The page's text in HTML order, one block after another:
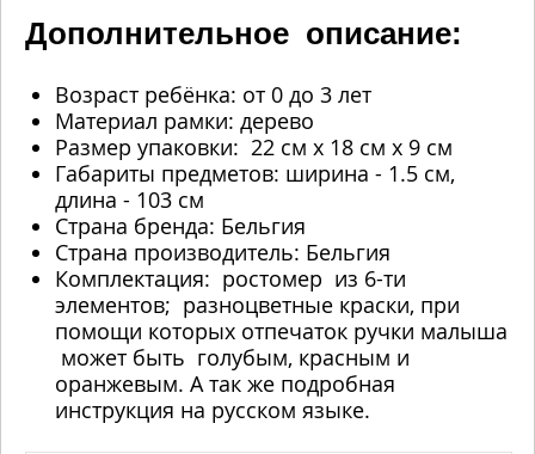
Дополнительное описание:
Возраст ребёнка: от 0 до 3 лет
Материал рамки: дерево
Размер упаковки: 22 см х 18 см х 9 см
Габариты предметов: ширина - 1.5 см,
длина - 103 см
Страна бренда: Бельгия
Страна производитель: Бельгия
Комплектация: ростомер из 6-ти
элементов; разноцветные краски, при
помощи которых отпечаток ручки малыша
может быть голубым, красным и
оранжевым. А так же подробная
инструкция на русском языке.